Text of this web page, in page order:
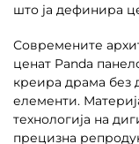
што ја дефинира
Современите
ценат Panda
креира драма без
елементи.
технологија на
прецизна